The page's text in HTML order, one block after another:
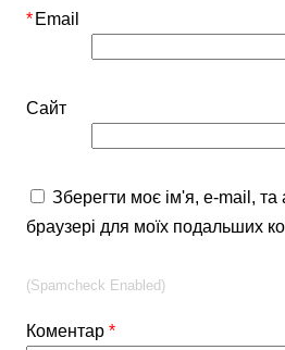
Коментар*
Email
*
Сайт
Зберегти моє ім'я, e-mail,
браузері для моїх подальших
(Spamcheck Enabled)